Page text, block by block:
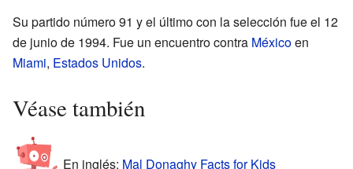
Su partido número 91 y el último con la selección fue el 12
de junio de 1994. Fue un encuentro contra Méxicoen
Miami, Estados Unidos.
Véase también
En inglés: Mal Donaghy Facts for Kids